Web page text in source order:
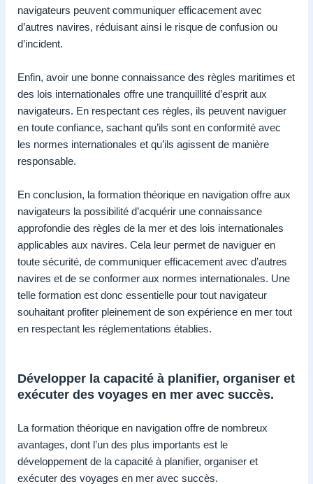
navigateurs peuvent communiquer efficacement avec
d’autres navires, réduisant ainsi le risque de confusion ou
d’incident.
Enfin, avoir une bonne connaissance des règles maritimes et
des lois internationales offre une tranquillité d’esprit aux
navigateurs. En respectant ces règles, ils peuvent naviguer
en toute confiance, sachant qu’ils sont en conformité avec
les normes internationales et qu’ils agissent de manière
responsable.
En conclusion, la formation théorique en navigation offre aux
navigateurs la possibilité d’acquérir une connaissance
approfondie des règles de la mer et des lois internationales
applicables aux navires. Cela leur permet de naviguer en
toute sécurité, de communiquer efficacement avec d’autres
navires et de se conformer aux normes internationales. Une
telle formation est donc essentielle pour tout navigateur
souhaitant profiter pleinement de son expérience en mer tout
en respectant les réglementations établies.
Développer la capacité à planifier, organiser et
exécuter des voyages en mer avec succès.
La formation théorique en navigation offre de nombreux
avantages, dont l’un des plus importants est le
développement de la capacité à planifier, organiser et
exécuter des voyages en mer avec succès.